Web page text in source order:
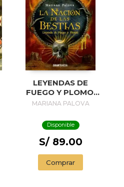
LEYENDAS DE
FUEGO Y PLOMO:
LA NACIÓN DE LAS
MARIANA PALOVA
Disponible
S/ 89.00
Comprar